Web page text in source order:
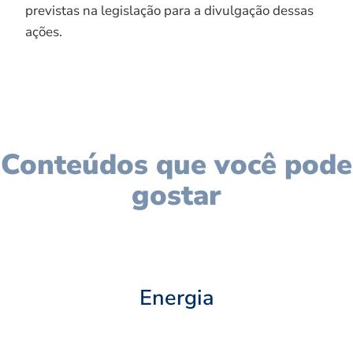
previstas na legislação para a divulgação dessas
ações.
Conteúdos que você pode
gostar
Energia